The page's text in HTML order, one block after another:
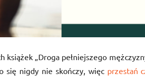
książek „Droga pełniejszego
się nigdy nie skończy, więc przestań